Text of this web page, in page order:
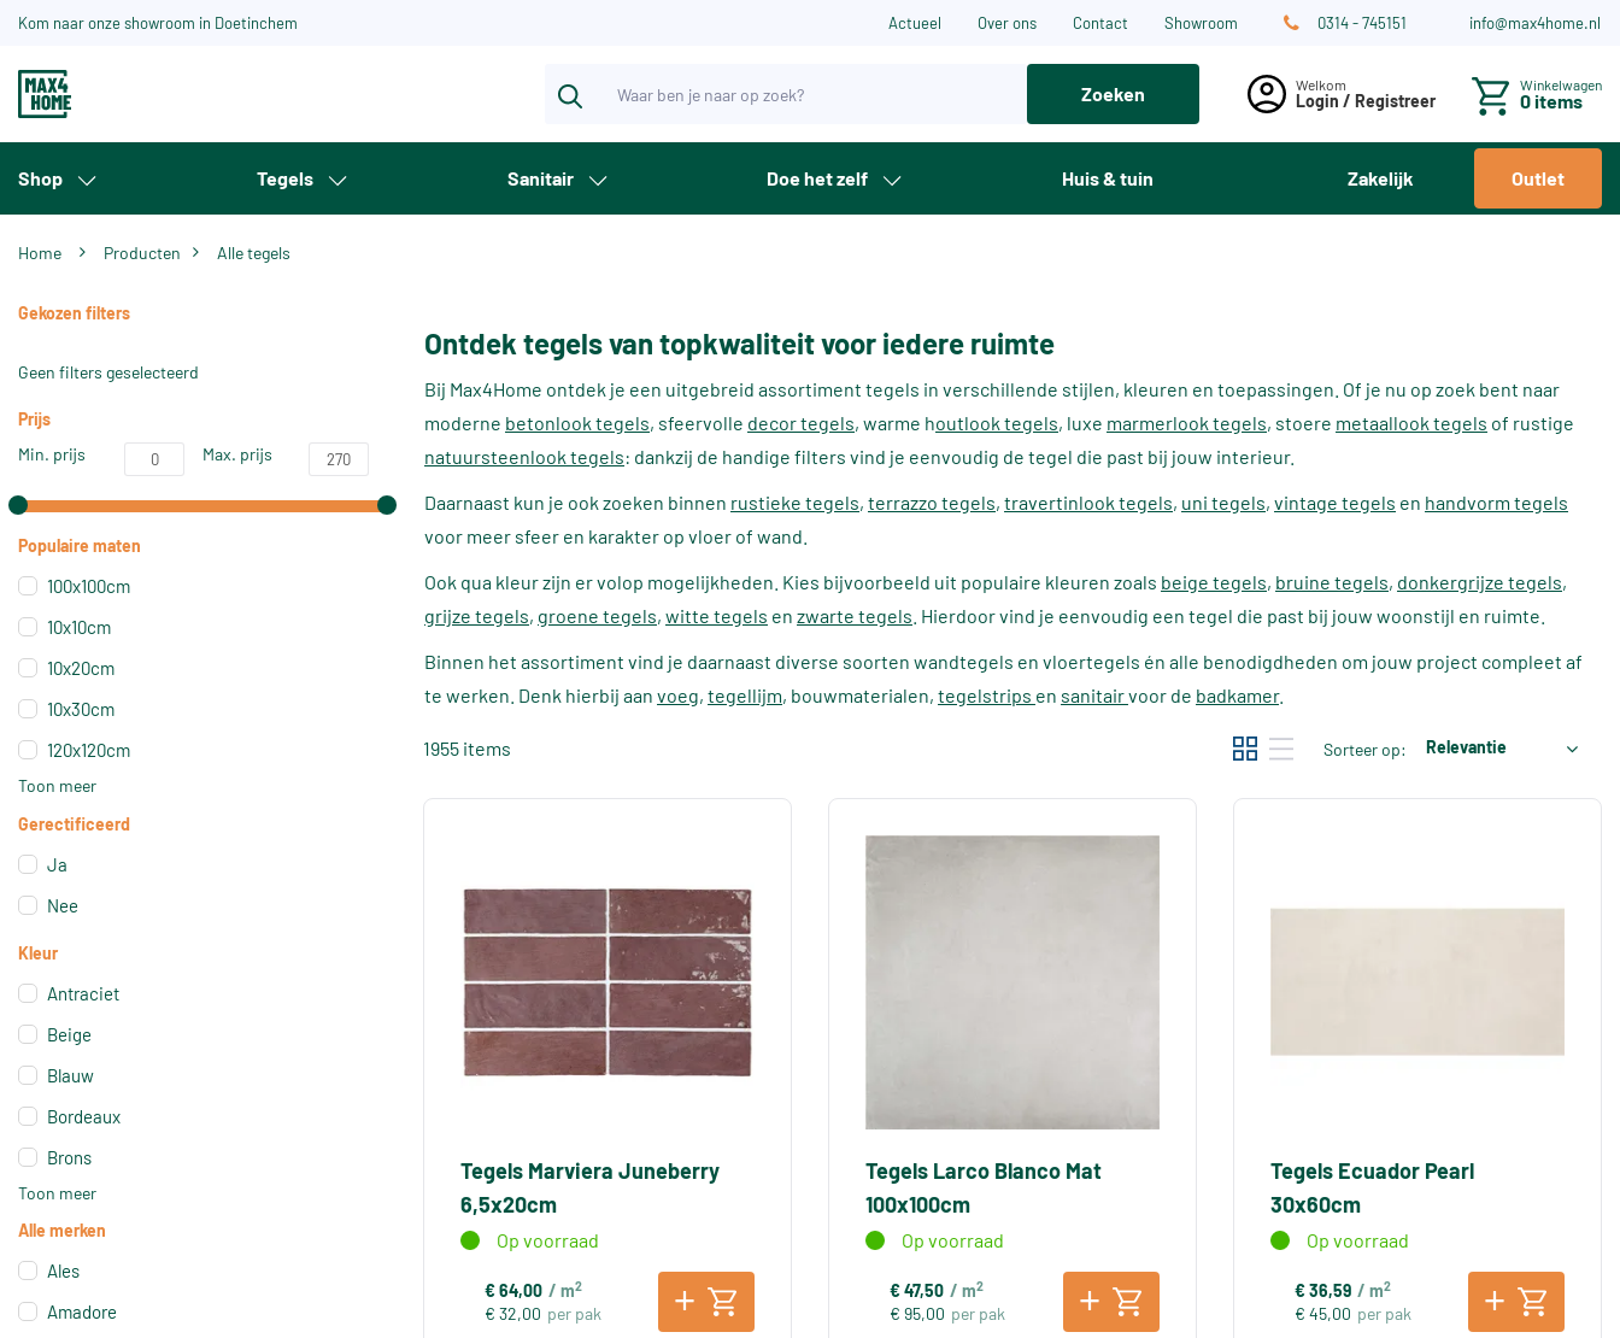
Kom naar onze showroom in Doetinchem Actueel Over ons Contact Showroom 0314 - 745151 info@max4home.nl
Zoeken Login / Registreer
Winkelwagen
0 items
Shop Tegels Sanitair Doe het zelf Huis & tuin Zakelijk Outlet
Home Producten Alle tegels
Gekozen filters
Geen filters geselecteerd
Prijs
Min. prijs
Max. prijs
Populaire maten
100x100cm
10x10cm
10x20cm
10x30cm
120x120cm
Toon meer
Gerectificeerd
Ja
Nee
Kleur
Antraciet
Beige
Blauw
Bordeaux
Brons
Toon meer
Alle merken
Ales
Amadore
Ontdek tegels van topkwaliteit voor iedere ruimte
Bij Max4Home ontdek je een uitgebreid assortiment tegels in verschillende stijlen, kleuren en toepassingen. Of je nu op zoek bent naar
moderne betonlook tegels, sfeervolle decor tegels, warme houtlook tegels, luxe marmerlook tegels, stoere metaallook tegels of rustige
natuursteenlook tegels: dankzij de handige filters vind je eenvoudig de tegel die past bij jouw interieur.
Daarnaast kun je ook zoeken binnen rustieke tegels,terrazzo tegels,travertinlook tegels, uni tegels,vintage tegels en handvorm tegels
voor meer sfeer en karakter op vloer of wand.
Ook qua kleur zijn er volop mogelijkheden. Kies bijvoorbeeld uit populaire kleuren zoals beige tegels, bruine tegels, donkergrijze tegels,
grijze tegels, groene tegels,witte tegels enzwarte tegels . Hierdoor vind je eenvoudig een tegel die past bij jouw woonstijl en ruimte.
Binnen het assortiment vind je daarnaast diverse soorten wandtegels en vloertegels én alle benodigdheden om jouw project compleet af
te werken. Denk hierbij aanvoeg,tegellijm, bouwmaterialen,tegelstrips en sanitairvoor de badkamer.
1955 items Sorteer op: Relevantie
Tegels Marviera Juneberry
6,5x20cm
Op voorraad
€ 64,00 / m2
€ 32,00 per pak
Tegels Larco Blanco Mat
100x100cm
Op voorraad
€ 47,50 / m2
€ 95,00 per pak
Tegels Ecuador Pearl
30x60cm
Op voorraad
€ 36,59 / m2
€ 45,00 per pak